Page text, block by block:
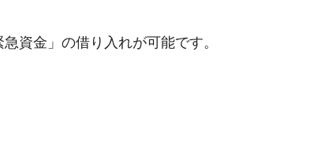
資金」の借り入れが可能です。